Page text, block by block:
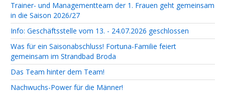
Trainer- und Managementteam der 1. Frauen geht gemeinsam
in die Saison 2026/27
Info: Geschäftsstelle vom 13. - 24.07.2026 geschlossen
Was für ein Saisonabschluss! Fortuna-Familie feiert
gemeinsam im Strandbad Broda
Das Team hinter dem Team!
Nachwuchs-Power für die Männer!